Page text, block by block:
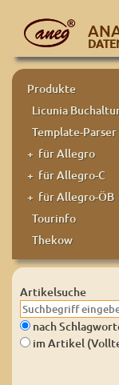
Produkte
Licunia
Template-Parser
+ für Allegro
+ für Allegro-C
+ für Allegro-ÖB
Tourinfo
Thekow
Artikelsuche
nach
im Artikel